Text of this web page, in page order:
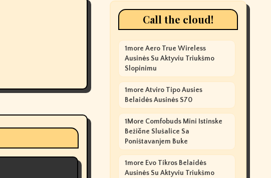
Call the cloud!
1more Aero True Wireless
Ausinės Su Aktyviu Triukšmo
Slopinimu
1more Atviro Tipo Ausies
Belaidės Ausinės S70
1More Comfobuds Mini Istinske
Bežične Slušalice Sa
Poništavanjem Buke
1more Evo Tikros Belaidės
Ausinės Su Aktyviu Triukšmo